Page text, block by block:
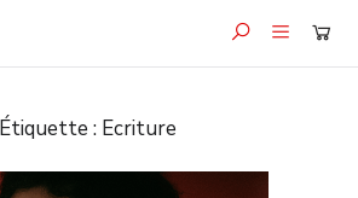
Étiquette : Ecriture